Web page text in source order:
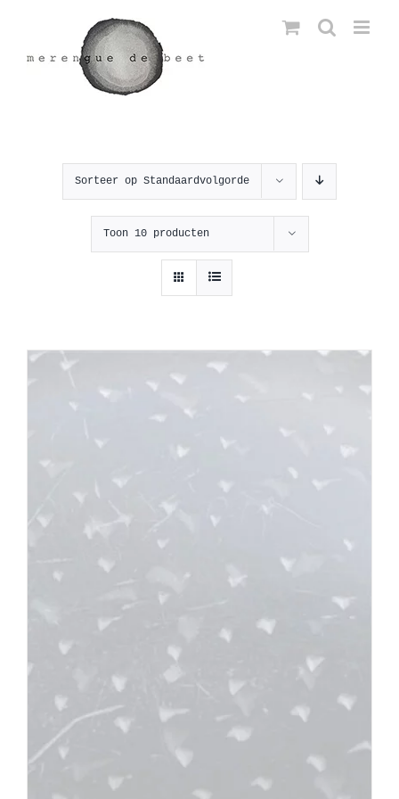
inhoud
Sorteer op Standaardvolgorde
Toon 10 producten